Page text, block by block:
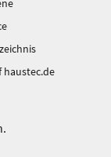
haustec.de